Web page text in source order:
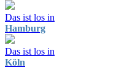
Das ist los in
Hamburg
Das ist los in
Köln